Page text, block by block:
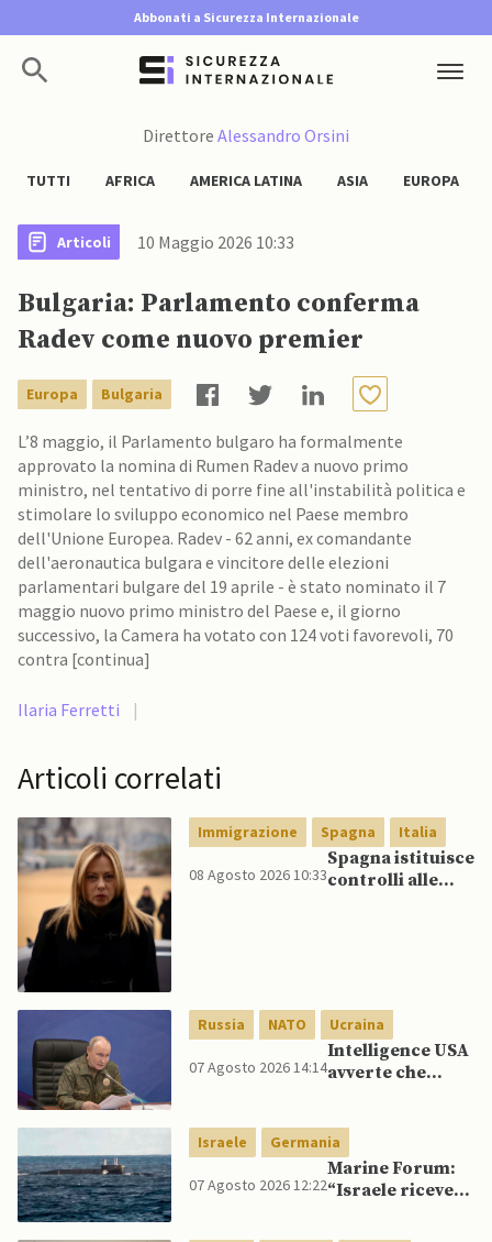
Abbonati a Sicurezza Internazionale
Direttore Alessandro Orsini
TUTTI AFRICA AMERICA LATINA ASIA EUROPA
Articoli 10 Maggio 2026 10:33
Bulgaria: Parlamento conferma
Radev come nuovo premier
Europa Bulgaria
L’8 maggio, il Parlamento bulgaro ha formalmente
approvato la nomina di Rumen Radev a nuovo primo
ministro, nel tentativo di porre fine all'instabilità politica e
stimolare lo sviluppo economico nel Paese membro
dell'Unione Europea. Radev - 62 anni, ex comandante
dell'aeronautica bulgara e vincitore delle elezioni
parlamentari bulgare del 19 aprile - è stato nominato il 7
maggio nuovo primo ministro del Paese e, il giorno
successivo, la Camera ha votato con 124 voti favorevoli, 70
contra [continua]
Ilaria Ferretti |
Articoli correlati
Immigrazione Spagna Italia
08 Agosto 2026 10:33
Spagna istituisce
controlli alle
spagnoli
Russia NATO Ucraina
07 Agosto 2026 14:14
Intelligence USA
avverte che
mentre è ancora
impegnato in
Ucraina
Israele Germania
07 Agosto 2026 12:22
Marine Forum:
“Israele riceve